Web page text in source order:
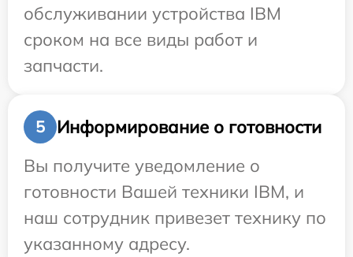
обслуживании устройства IBM
сроком на все виды работ и
запчасти.
5
Информирование о готовности
Вы получите уведомление о
готовности Вашей техники IBM, и
наш сотрудник привезет технику по
указанному адресу.